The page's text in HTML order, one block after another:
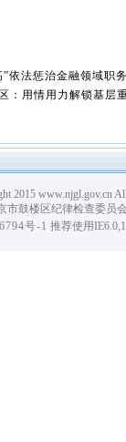
依法惩治金融领域职
：用情用力解锁基层
2015 www.njgl.gov.cn
市鼓楼区纪律检查委员
号-1 推荐使用